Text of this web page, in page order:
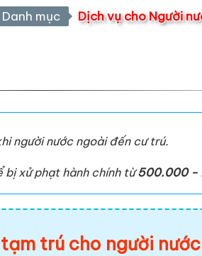
Danh mục Dịch vụ cho Người
người nước ngoài đến cư trú.
xử phạt hành chính từ500.000 -
trú cho người